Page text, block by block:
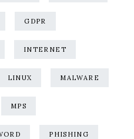
GDPR
INTERNET
LINUX MALWARE
MPS
PHISHING